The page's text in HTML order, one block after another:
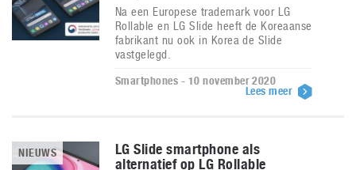
Na een Europese trademark voor LG
Rollable en LG Slide heeft de Koreaanse
fabrikant nu ook in Korea de Slide
vastgelegd.
Smartphones - 10 november 2020
Lees meer
NIEUWS
LG Slide smartphone als
alternatief op LG Rollable